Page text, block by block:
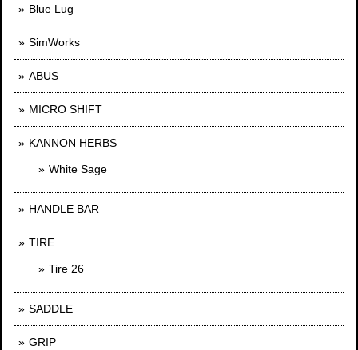
Blue Lug
SimWorks
ABUS
MICRO SHIFT
KANNON HERBS
White Sage
HANDLE BAR
TIRE
Tire 26
SADDLE
GRIP